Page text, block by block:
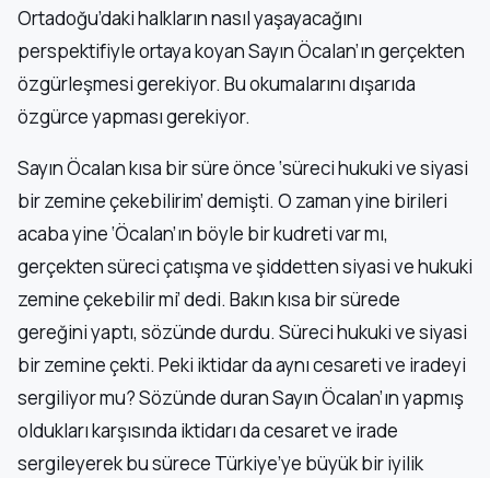
Ortadoğu’daki halkların nasıl yaşayacağını
perspektifiyle ortaya koyan Sayın Öcalan’ın gerçekten
özgürleşmesi gerekiyor. Bu okumalarını dışarıda
özgürce yapması gerekiyor.
Sayın Öcalan kısa bir süre önce ‘süreci hukuki ve siyasi
bir zemine çekebilirim’ demişti. O zaman yine birileri
acaba yine ‘Öcalan’ın böyle bir kudreti var mı,
gerçekten süreci çatışma ve şiddetten siyasi ve hukuki
zemine çekebilir mi’ dedi. Bakın kısa bir sürede
gereğini yaptı, sözünde durdu. Süreci hukuki ve siyasi
bir zemine çekti. Peki iktidar da aynı cesareti ve iradeyi
sergiliyor mu? Sözünde duran Sayın Öcalan’ın yapmış
oldukları karşısında iktidarı da cesaret ve irade
sergileyerek bu sürece Türkiye’ye büyük bir iyilik